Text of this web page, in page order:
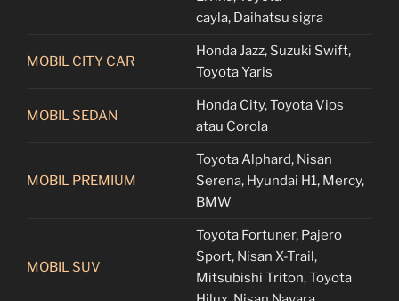
cayla, Daihatsu sigra
MOBIL CITY CAR
Honda Jazz, Suzuki Swift,
Toyota Yaris
MOBIL SEDAN
Honda City, Toyota Vios
atau Corola
MOBIL PREMIUM
Toyota Alphard, Nisan
Serena, Hyundai H1, Mercy,
BMW
MOBIL SUV
Toyota Fortuner, Pajero
Sport, Nisan X-Trail,
Mitsubishi Triton, Toyota